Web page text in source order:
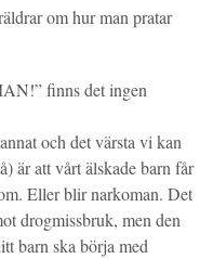
om hur man pratar
finns det ingen
och det värsta vi kan
är att vårt älskade barn får
Eller blir narkoman. Det
drogmissbruk, men den
barn ska börja med